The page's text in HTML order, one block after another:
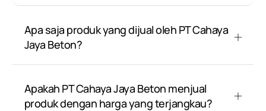
Apa saja produk yang dijual oleh PT Cahaya
Jaya Beton?
Apakah PT Cahaya Jaya Beton menjual
produk dengan harga yang terjangkau?